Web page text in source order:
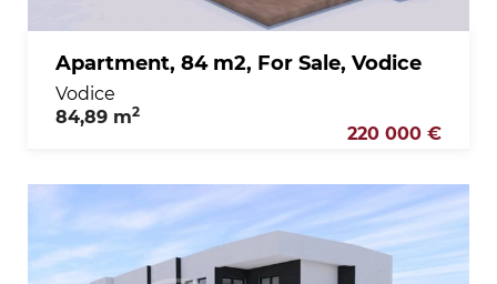
Apartment, 84 m2, For Sale, Vodice
Vodice
84,89 m2
220 000 €